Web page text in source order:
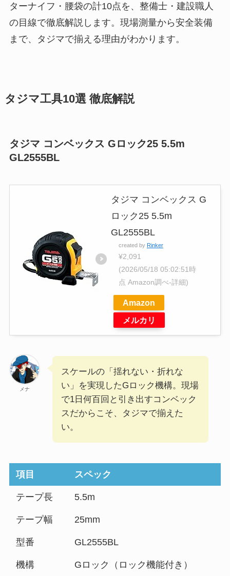
ターナイフ・腰袋の計10点を、整備士・建設職人
の目線で徹底解説します。現場測量から安全装備
まで、タジマで揃える理由がわかります。
タジマ工具10選 徹底解説
タジマ コンベックス Gロック25 5.5m
GL2555BL
タジマ コンベックス G
ロック25 5.5m
GL2555BL
created by Rinker
¥2,091
(2026/05/18 05:02:51時
点 Amazon調べ-詳細)
Amazon
メルカリ
メナ
スケールの「揺れない・折れな
い」を実現したGロック機構。現場
で1日何百回と引き出すコンベック
スだからこそ、タジマで揃えた
い。
項目 スペック
テープ長 5.5m
テープ幅 25mm
型番 GL2555BL
機構 Gロック（ロック機能付き）